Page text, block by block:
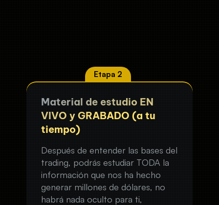
Material de estudio EN
VIVO y GRABADO (a tu
tiempo)
Después de entender las bases del
trading, podrás estudiar TODA la
información que nos ha hecho
generar millones de dólares, no
habrá nada oculto para ti,